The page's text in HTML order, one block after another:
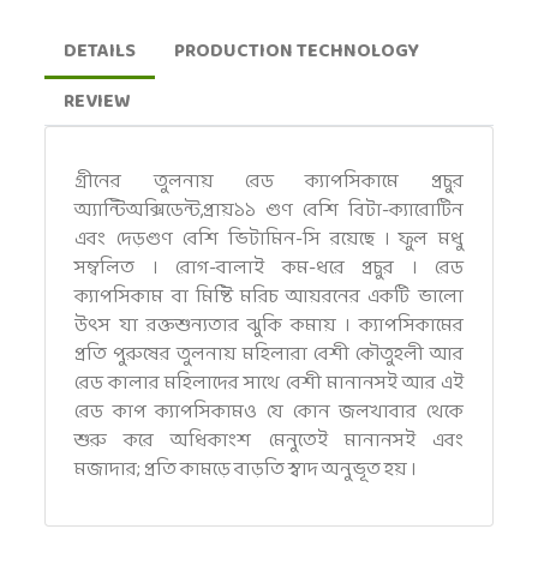
DETAILS
PRODUCTION TECHNOLOGY
REVIEW
গ্রীনের তুলনায় রেড ক্যাপসিকামে প্রচুর
অ্যান্টিঅক্সিডেন্ট,প্রায়১১ গুণ বেশি বিটা-ক্যারোটিন
এবং দেড়গুণ বেশি ভিটামিন-সি রয়েছে । ফুল মধু
সম্বলিত । রোগ-বালাই কম-ধরে প্রচুর । রেড
ক্যাপসিকাম বা মিষ্টি মরিচ আয়রনের একটি ভালো
উৎস যা রক্তশুন্যতার ঝুকি কমায় । ক্যাপসিকামের
প্রতি পুরুষের তুলনায় মহিলারা বেশী কৌতুহলী আর
রেড কালার মহিলাদের সাথে বেশী মানানসই আর এই
রেড কাপ ক্যাপসিকামও যে কোন জলখাবার থেকে
শুরু করে অধিকাংশ মেনুতেই মানানসই এবং
মজাদার; প্রতি কামড়ে বাড়তি স্বাদ অনুভূত হয় ।